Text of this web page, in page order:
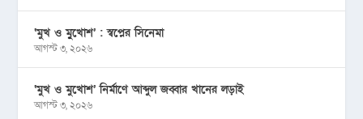
‘মুখ ও মু্খোশ’ : স্বপ্নের সিনেমা
আগস্ট ৩, ২০২৬
‘মুখ ও মুখোশ’ নির্মাণে আব্দুল জব্বার খানের লড়াই
আগস্ট ৩, ২০২৬